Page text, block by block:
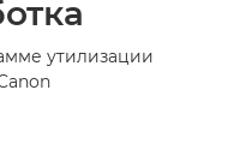
утилизации